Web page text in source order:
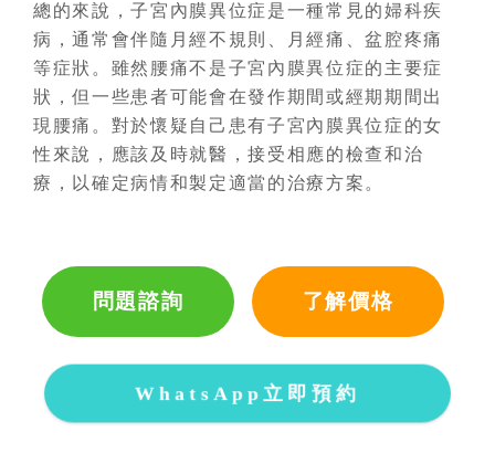
總的來說，子宮內膜異位症是一種常見的婦科疾
病，通常會伴隨月經不規則、月經痛、盆腔疼痛
等症狀。雖然腰痛不是子宮內膜異位症的主要症
狀，但一些患者可能會在發作期間或經期期間出
現腰痛。對於懷疑自己患有子宮內膜異位症的女
性來說，應該及時就醫，接受相應的檢查和治
療，以確定病情和製定適當的治療方案。
問題諮詢 了解價格
WhatsApp立即預約